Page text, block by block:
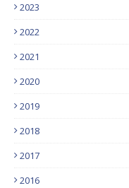
2023
2022
2021
2020
2019
2018
2017
2016